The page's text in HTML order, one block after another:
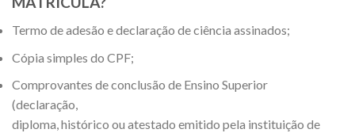
Termo de adesão e declaração de ciência assinados;
Cópia simples do CPF;
Comprovantes de conclusão de Ensino Superior
(declaração,
diploma, histórico ou atestado emitido pela instituição de